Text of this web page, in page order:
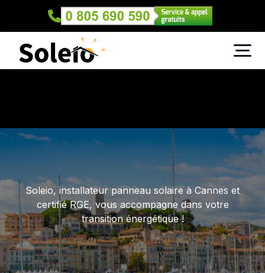
Soleio, installateur panneau solaire à Cannes et
certifié RGE, vous accompagne dans votre
transition énergétique !